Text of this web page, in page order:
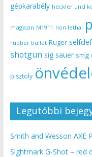
gépkarabély heckler und
magazin M1911 non lethal
rubber bullet Ruger
shotgun sig sauer smg
pisztoly
Legutóbbi
Smith and Wesson AXE
Sightmark G-Shot – red